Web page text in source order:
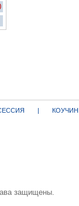
|
защищены.